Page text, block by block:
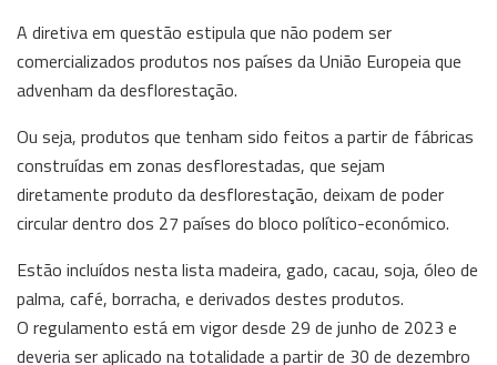
A diretiva em questão estipula que não podem ser
comercializados produtos nos países da União Europeia que
advenham da desflorestação.
Ou seja, produtos que tenham sido feitos a partir de fábricas
construídas em zonas desflorestadas, que sejam
diretamente produto da desflorestação, deixam de poder
circular dentro dos 27 países do bloco político-económico.
Estão incluídos nesta lista madeira, gado, cacau, soja, óleo de
palma, café, borracha, e derivados destes produtos.
O regulamento está em vigor desde 29 de junho de 2023 e
deveria ser aplicado na totalidade a partir de 30 de dezembro